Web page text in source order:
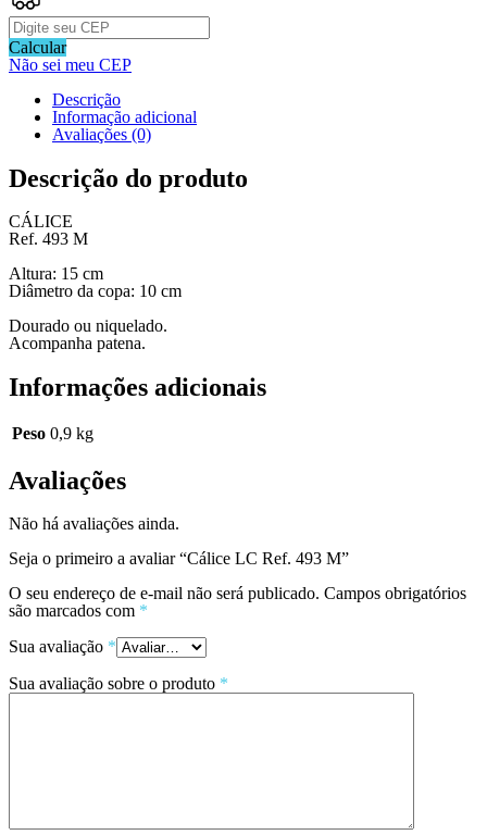
Calcular
Não sei meu CEP
Descrição
Informação adicional
Avaliações (0)
Descrição do produto
CÁLICE
Ref. 493 M
Altura: 15 cm
Diâmetro da copa: 10 cm
Dourado ou niquelado.
Acompanha patena.
Informações adicionais
Peso 0,9 kg
Avaliações
Não há avaliações ainda.
Seja o primeiro a avaliar “Cálice LC Ref. 493 M”
O seu endereço de e-mail não será publicado. Campos obrigatórios
são marcados com *
Sua avaliação *
Sua avaliação sobre o produto *